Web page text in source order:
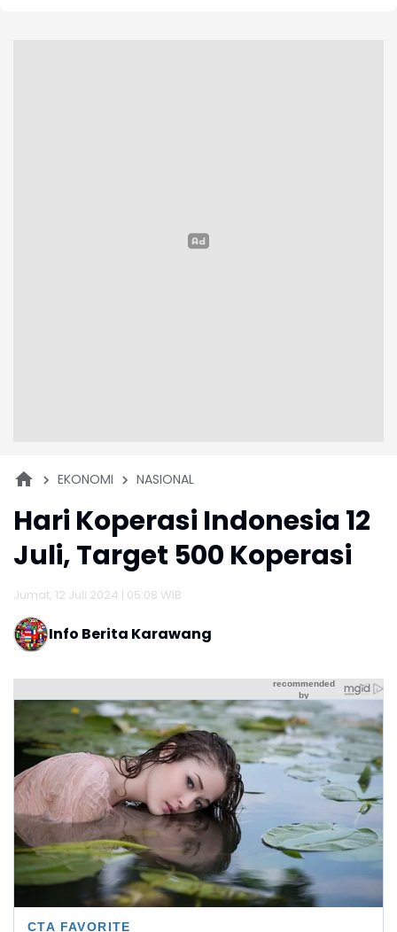
EKONOMI NASIONAL
Hari Koperasi Indonesia 12
Juli, Target 500 Koperasi
Jumat, 12 Juli 2024 | 05:08 WIB
Info Berita Karawang